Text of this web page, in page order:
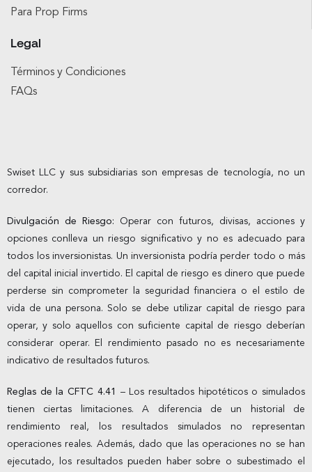
Para Prop Firms
Legal
Términos y Condiciones
FAQs
Swiset LLC y sus subsidiarias son empresas de tecnología, no un
corredor.
Divulgación de Riesgo: Operar con futuros, divisas, acciones y
opciones conlleva un riesgo significativo y no es adecuado para
todos los inversionistas. Un inversionista podría perder todo o más
del capital inicial invertido. El capital de riesgo es dinero que puede
perderse sin comprometer la seguridad financiera o el estilo de
vida de una persona. Solo se debe utilizar capital de riesgo para
operar, y solo aquellos con suficiente capital de riesgo deberían
considerar operar. El rendimiento pasado no es necesariamente
indicativo de resultados futuros.
Reglas de la CFTC 4.41
– Los resultados hipotéticos o simulados
tienen ciertas limitaciones. A diferencia de un historial de
rendimiento real, los resultados simulados no representan
operaciones reales. Además, dado que las operaciones no se han
ejecutado, los resultados pueden haber sobre o subestimado el